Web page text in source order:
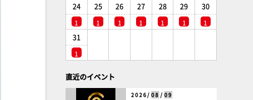
24
1
25
1
26
1
27
1
28
1
29
1
30
1
31
1
直近のイベント
2026/ 08 / 09